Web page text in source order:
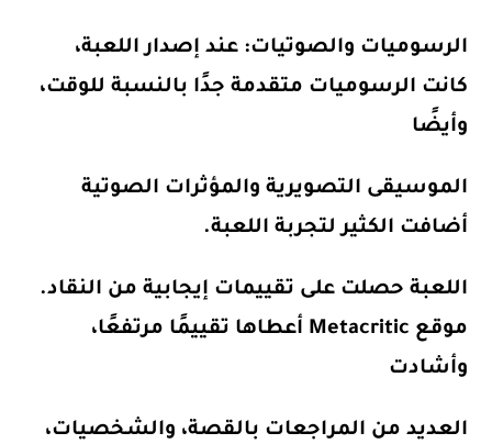
الرسوميات والصوتيات: عند إصدار اللعبة،
كانت الرسوميات متقدمة جدًا بالنسبة للوقت،
وأيضًا
الموسيقى التصويرية والمؤثرات الصوتية
أضافت الكثير لتجربة اللعبة.
اللعبة حصلت على تقييمات إيجابية من النقاد.
موقع Metacritic أعطاها تقييمًا مرتفعًا،
وأشادت
العديد من المراجعات بالقصة، والشخصيات،